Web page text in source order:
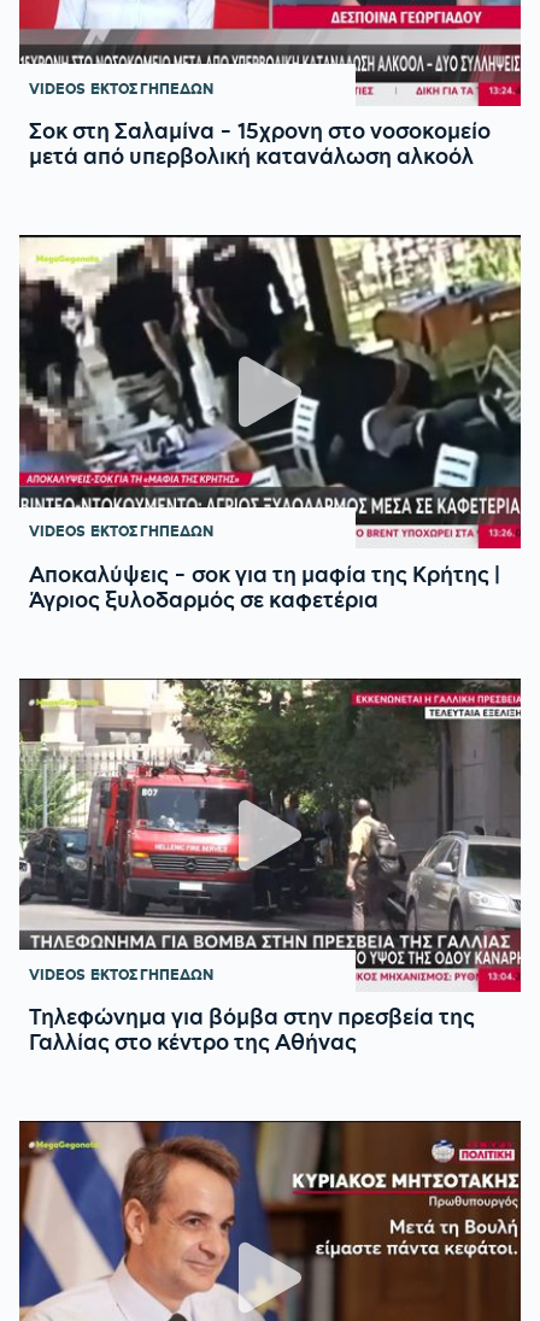
VIDEOS ΕΚΤΟΣ ΓΗΠΕΔΩΝ
Σοκ στη Σαλαμίνα - 15χρονη στο νοσοκομείο
μετά από υπερβολική κατανάλωση αλκοόλ
VIDEOS ΕΚΤΟΣ ΓΗΠΕΔΩΝ
Αποκαλύψεις - σοκ για τη μαφία της Κρήτης |
Άγριος ξυλοδαρμός σε καφετέρια
VIDEOS ΕΚΤΟΣ ΓΗΠΕΔΩΝ
Τηλεφώνημα για βόμβα στην πρεσβεία της
Γαλλίας στο κέντρο της Αθήνας